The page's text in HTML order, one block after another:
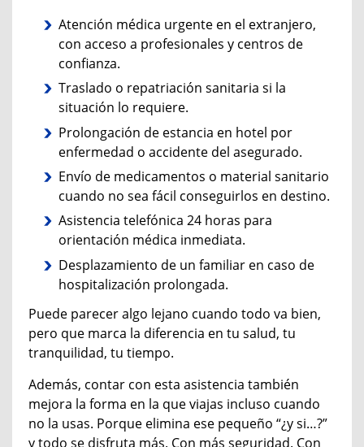
Atención médica urgente en el extranjero,
con acceso a profesionales y centros de
confianza.
Traslado o repatriación sanitaria si la
situación lo requiere.
Prolongación de estancia en hotel por
enfermedad o accidente del asegurado.
Envío de medicamentos o material sanitario
cuando no sea fácil conseguirlos en destino.
Asistencia telefónica 24 horas para
orientación médica inmediata.
Desplazamiento de un familiar en caso de
hospitalización prolongada.
Puede parecer algo lejano cuando todo va bien,
pero que marca la diferencia en tu salud, tu
tranquilidad, tu tiempo.
Además, contar con esta asistencia también
mejora la forma en la que viajas incluso cuando
no la usas. Porque elimina ese pequeño “¿y si…?”
y todo se disfruta más. Con más seguridad. Con